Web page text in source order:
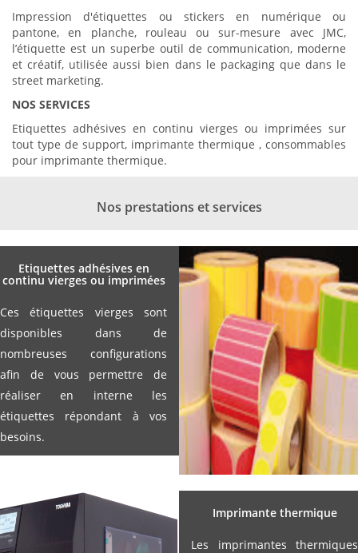
Impression d'étiquettes ou stickers en numérique ou
pantone, en planche, rouleau ou sur-mesure avec JMC,
l’étiquette est un superbe outil de communication, moderne
et créatif, utilisée aussi bien dans le packaging que dans le
street marketing.
NOS SERVICES
Etiquettes adhésives en continu vierges ou imprimées sur
tout type de support, imprimante thermique , consommables
pour imprimante thermique.
Nos prestations et services
Etiquettes adhésives en
continu vierges ou imprimées
Ces étiquettes vierges sont
disponibles dans de
nombreuses configurations
afin de vous permettre de
réaliser en interne les
étiquettes répondant à vos
besoins.
Imprimante thermique
Les imprimantes thermiques